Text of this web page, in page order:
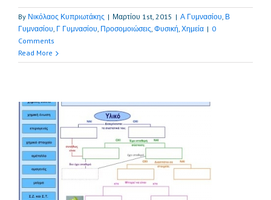
By Νικόλαος Κυπριωτάκης | Μαρτίου 1st, 2015 | Α Γυμνασίου, Β
Γυμνασίου, Γ Γυμνασίου, Προσομοιώσεις, Φυσική, Χημεία | 0
Comments
Read More